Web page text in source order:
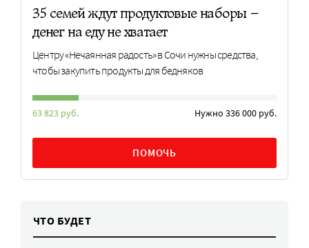
35 семей ждут продуктовые наборы –
денег на еду не хватает
Центру «Нечаянная радость» в Сочи нужны средства,
чтобы закупить продукты для бедняков
63 823 руб. Нужно 336 000 руб.
ПОМОЧЬ
ЧТО БУДЕТ